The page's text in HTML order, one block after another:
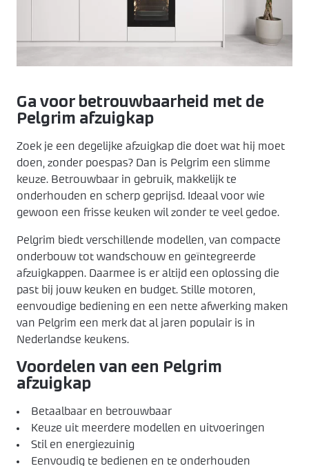
Made by DAS
Showroom uitverkoop
Werkwijze
Openingstijden
Koopzondagen
Ga voor betrouwbaarheid met de
Pelgrim afzuigkap
Zoek je een degelijke afzuigkap die doet wat hij moet
doen, zonder poespas? Dan is Pelgrim een slimme
keuze. Betrouwbaar in gebruik, makkelijk te
onderhouden en scherp geprijsd. Ideaal voor wie
gewoon een frisse keuken wil zonder te veel gedoe.
Pelgrim biedt verschillende modellen, van compacte
onderbouw tot wandschouw en geïntegreerde
afzuigkappen. Daarmee is er altijd een oplossing die
past bij jouw keuken en budget. Stille motoren,
eenvoudige bediening en een nette afwerking maken
van Pelgrim een merk dat al jaren populair is in
Nederlandse keukens.
Voordelen van een Pelgrim
afzuigkap
Betaalbaar en betrouwbaar
Keuze uit meerdere modellen en uitvoeringen
Stil en energiezuinig
Eenvoudig te bedienen en te onderhouden